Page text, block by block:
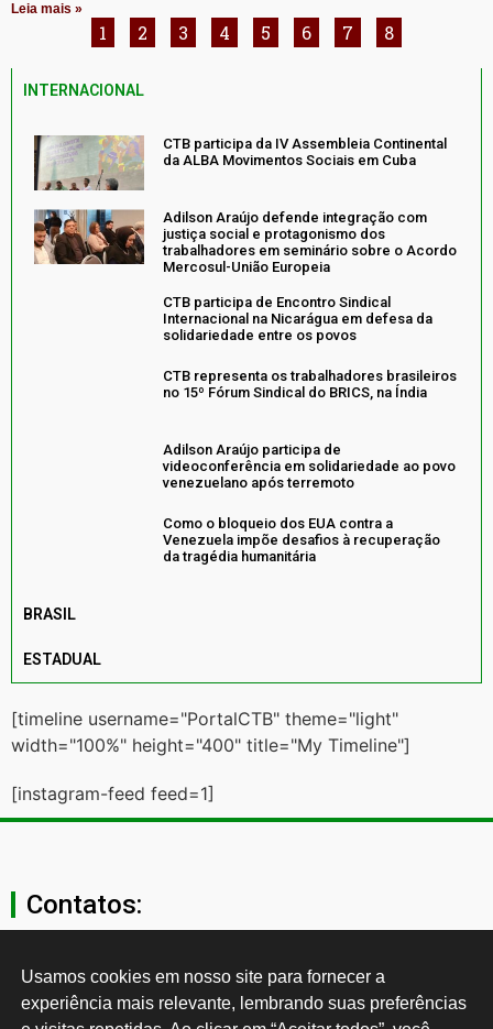
Leia mais »
1 2 3 4 5 6 7 8
INTERNACIONAL
CTB participa da IV Assembleia Continental
da ALBA Movimentos Sociais em Cuba
Adilson Araújo defende integração com
justiça social e protagonismo dos
trabalhadores em seminário sobre o Acordo
Mercosul-União Europeia
CTB participa de Encontro Sindical
Internacional na Nicarágua em defesa da
solidariedade entre os povos
CTB representa os trabalhadores brasileiros
no 15º Fórum Sindical do BRICS, na Índia
Adilson Araújo participa de
videoconferência em solidariedade ao povo
venezuelano após terremoto
Como o bloqueio dos EUA contra a
Venezuela impõe desafios à recuperação
da tragédia humanitária
BRASIL
ESTADUAL
[timeline username="PortalCTB" theme="light"
width="100%" height="400" title="My Timeline"]
[instagram-feed feed=1]
Contatos:
secgeral@ctb.org.br
11 3874-0040
Usamos cookies em nosso site para fornecer a
experiência mais relevante, lembrando suas preferências